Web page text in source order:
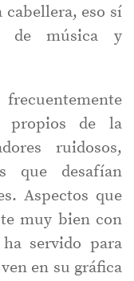
cabellera, eso sí
de música y
propios de la
ruidosos,
que desafían
Aspectos que
muy bien con
servido para
en su gráfica